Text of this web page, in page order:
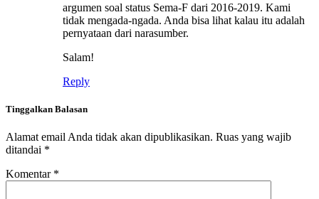
argumen soal status Sema-F dari 2016-2019. Kami
tidak mengada-ngada. Anda bisa lihat kalau itu adalah
pernyataan dari narasumber.
Salam!
Reply
Tinggalkan Balasan
Alamat email Anda tidak akan dipublikasikan. Ruas yang wajib
ditandai *
Komentar *